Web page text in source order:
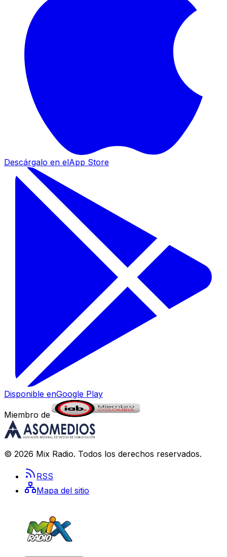
Descárgalo en elApp Store
Disponible enGoogle Play
Miembro de
© 2026 Mix Radio. Todos los derechos reservados.
RSS
Mapa del sitio